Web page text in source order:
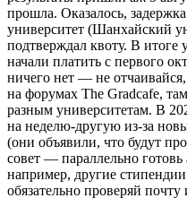
прошла. Оказалось,
университет (Шанхайский
подтверждал квоту. В итоге
начали платить с первого
ничего нет — не
на форумах The Gradcafe,
разным университетам. В
на неделю-другую из-за
(они объявили, что будут
совет — параллельно
например, другие
обязательно проверяй